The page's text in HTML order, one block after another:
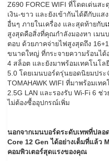
Z690 FORCE WIFI ที่โดดเด่นส
เงิน-ขาว และยังเข้ากันได้ดีกับแ
อื่นๆ ภายในเครื่อง และสุดท้ายกับ
สูงสุดคือสิ่งที่คุณกำลังมองหา เมน
ตอบ ด้วยภาคจ่ายไฟสูงสุดถึง
ขนาดใหญ่ ที่กระจายความร้อนได้
4 สล็อต และยังมาพร้อมเทคโนโล
5.0 โดยเมนบอร์ดรุ่นยอดนิยมประ
TOMAHAWK WIFI ที่มาพร้อมเท
2.5G LAN และรองรับ Wi-Fi 6 ช่
ไม่ต้องซื้ออุปกรณ์เพิ่ม
นอกจากเมนบอร์ดระดับเทพที่ปลอ
Core 12 Gen ได้อย่างเต็มที่แล้ว
คอมพิวเตอร์สุดแรงของคุณ